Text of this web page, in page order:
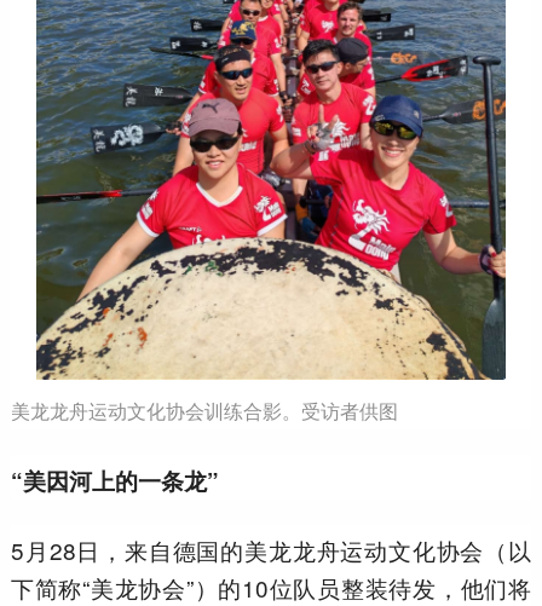
美龙龙舟运动文化协会训练合影。受访者供图
“美因河上的一条龙”
5月28日，来自德国的美龙龙舟运动文化协会（以
下简称“美龙协会”）的10位队员整装待发，他们将